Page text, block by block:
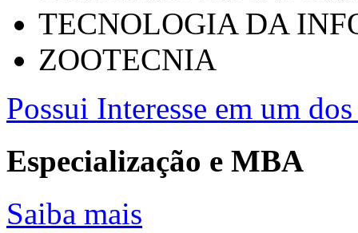
TECNOLOGIA DA
ZOOTECNIA
Possui Interesse em um
Especialização e MBA
Saiba mais